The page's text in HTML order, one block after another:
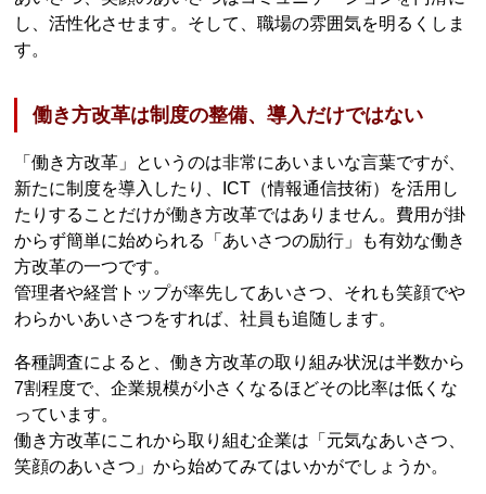
し、活性化させます。そして、職場の雰囲気を明るくしま
す。
働き方改革は制度の整備、導入だけではない
「働き方改革」というのは非常にあいまいな言葉ですが、
新たに制度を導入したり、ICT（情報通信技術）を活用し
たりすることだけが働き方改革ではありません。費用が掛
からず簡単に始められる「あいさつの励行」も有効な働き
方改革の一つです。
管理者や経営トップが率先してあいさつ、それも笑顔でや
わらかいあいさつをすれば、社員も追随します。
各種調査によると、働き方改革の取り組み状況は半数から
7割程度で、企業規模が小さくなるほどその比率は低くな
っています。
働き方改革にこれから取り組む企業は「元気なあいさつ、
笑顔のあいさつ」から始めてみてはいかがでしょうか。